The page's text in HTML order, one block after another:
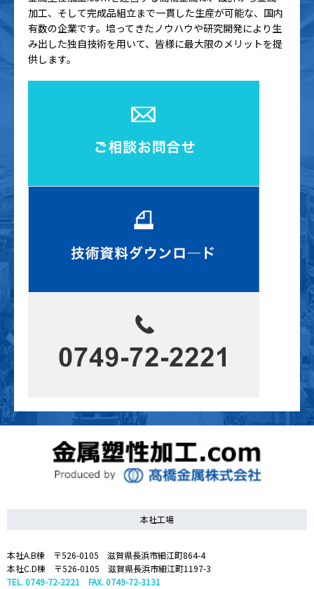
加工、そして完成品組立まで一貫した生産が可能な、国内
有数の企業です。培ってきたノウハウや研究開発により生
み出した独自技術を用いて、皆様に最大限のメリットを提
供します。
本社工場
本社A.B棟 〒526-0105 滋賀県長浜市細江町864-4
本社C.D棟 〒526-0105 滋賀県長浜市細江町1197-3
TEL. 0749-72-2221 FAX. 0749-72-3131